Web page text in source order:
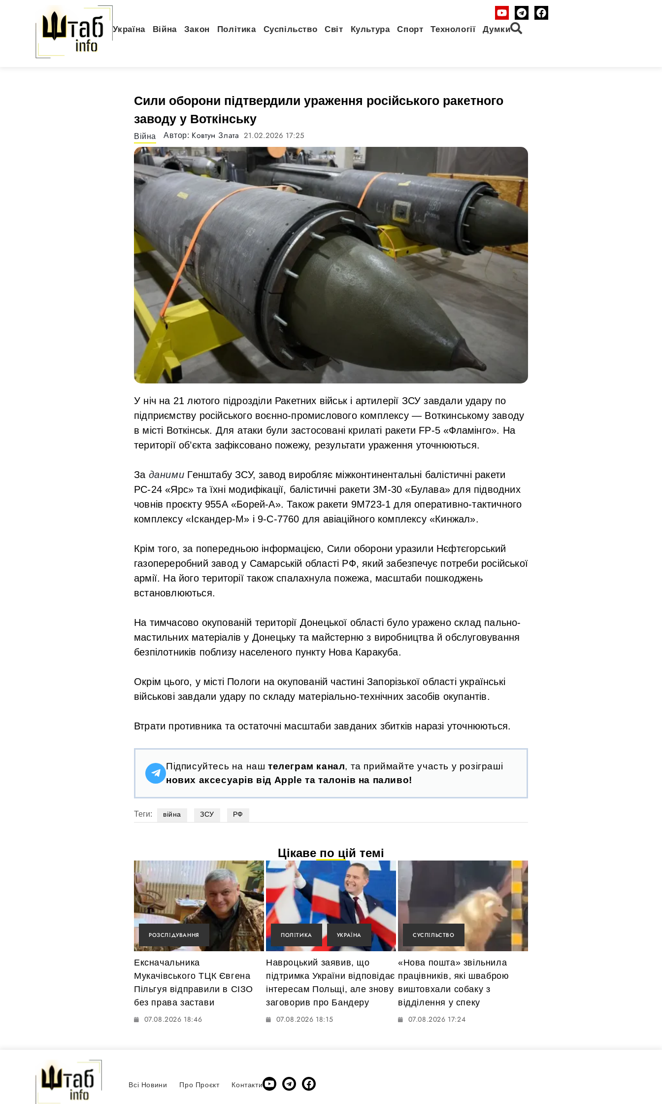
Україна Війна Закон Політика Суспільство Світ Культура Спорт Технології Думки
Сили оборони підтвердили ураження російського ракетного
заводу у Воткінську
Війна Автор: Ковтун Злата 21.02.2026 17:25
У ніч на 21 лютого підрозділи Ракетних військ і артилерії ЗСУ завдали удару по
підприємству російського воєнно-промислового комплексу — Воткинському заводу
в місті Воткінськ. Для атаки були застосовані крилаті ракети FP-5 «Фламінго». На
території об’єкта зафіксовано пожежу, результати ураження уточнюються.
За даними Генштабу ЗСУ, завод виробляє міжконтинентальні балістичні ракети
РС-24 «Ярс» та їхні модифікації, балістичні ракети ЗМ-30 «Булава» для підводних
човнів проєкту 955А «Борей-А». Також ракети 9М723-1 для оперативно-тактичного
комплексу «Іскандер-М» і 9-С-7760 для авіаційного комплексу «Кинжал».
Крім того, за попередньою інформацією, Сили оборони уразили Нєфтєгорський
газопереробний завод у Самарській області РФ, який забезпечує потреби російської
армії. На його території також спалахнула пожежа, масштаби пошкоджень
встановлюються.
На тимчасово окупованій території Донецької області було уражено склад пально-
мастильних матеріалів у Донецьку та майстерню з виробництва й обслуговування
безпілотників поблизу населеного пункту Нова Каракуба.
Окрім цього, у місті Пологи на окупованій частині Запорізької області українські
військові завдали удару по складу матеріально-технічних засобів окупантів.
Втрати противника та остаточні масштаби завданих збитків наразі уточнюються.
Підписуйтесь на наш телеграм канал, та приймайте участь у розіграші
нових аксесуарів від Apple та талонів на паливо!
Теги: війна ЗСУ РФ
Цікаве по цій темі
РОЗСЛІДУВАННЯ
Ексначальника
Мукачівського ТЦК Євгена
Пільгуя відправили в СІЗО
без права застави
07.08.2026 18:46
ПОЛІТИКА УКРАЇНА
Навроцький заявив, що
підтримка України відповідає
інтересам Польщі, але знову
заговорив про Бандеру
07.08.2026 18:15
СУСПІЛЬСТВО
«Нова пошта» звільнила
працівників, які шваброю
виштовхали собаку з
відділення у спеку
07.08.2026 17:24
Всі Новини Про Проєкт Контакти